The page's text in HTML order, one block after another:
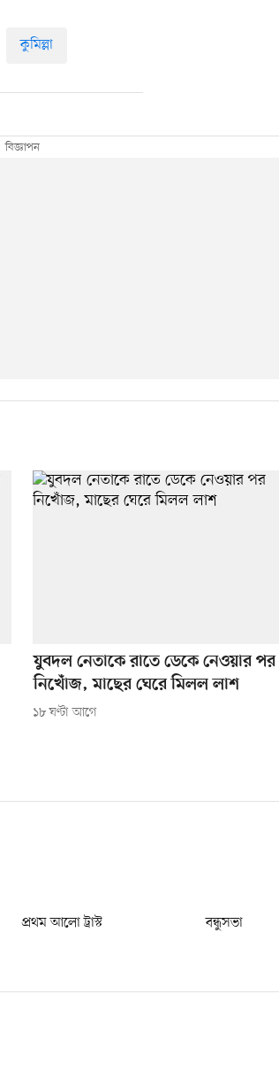
কুমিল্লা
যুবদল নেতাকে রাতে ডেকে নেওয়ার পর
নিখোঁজ, মাছের ঘেরে মিলল লাশ
১৮ ঘণ্টা আগে
প্রথম আলো ট্রাস্ট বন্ধুসভা